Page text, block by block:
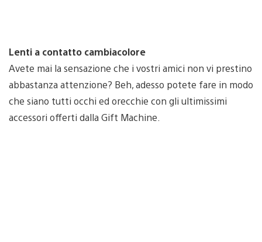
Lenti a contatto cambiacolore
Avete mai la sensazione che i vostri amici non vi prestino
abbastanza attenzione? Beh, adesso potete fare in modo
che siano tutti occhi ed orecchie con gli ultimissimi
accessori offerti dalla Gift Machine.